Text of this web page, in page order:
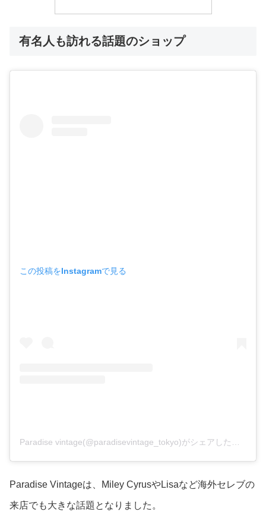
有名人も訪れる話題のショップ
この投稿をInstagramで見る
Paradise Vintageは、 Miley CyrusやLisaなど海外セレブの
来店でも大きな話題となりました。